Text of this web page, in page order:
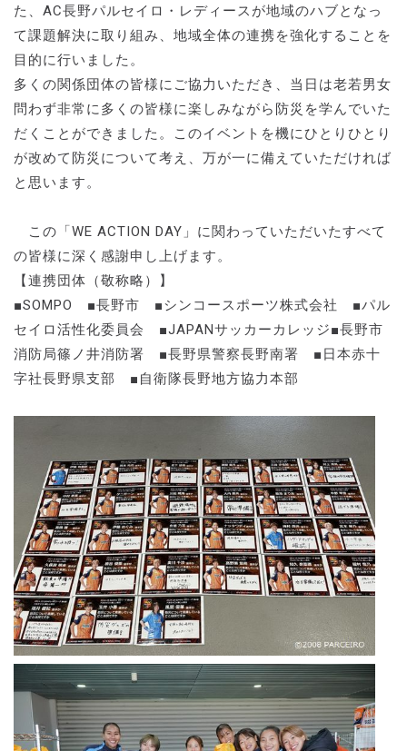
た、AC長野パルセイロ・レディースが地域のハブとなっ
て課題解決に取り組み、地域全体の連携を強化することを
目的に行いました。
多くの関係団体の皆様にご協力いただき、当日は老若男女
問わず非常に多くの皆様に楽しみながら防災を学んでいた
だくことができました。このイベントを機にひとりひとり
が改めて防災について考え、万が一に備えていただければ
と思います。
この「WE ACTION DAY」に関わっていただいたすべて
の皆様に深く感謝申し上げます。
【連携団体（敬称略）】
■SOMPO ■長野市 ■シンコースポーツ株式会社 ■パル
セイロ活性化委員会 ■JAPANサッカーカレッジ■長野市
消防局篠ノ井消防署 ■長野県警察長野南署 ■日本赤十
字社長野県支部 ■自衛隊長野地方協力本部